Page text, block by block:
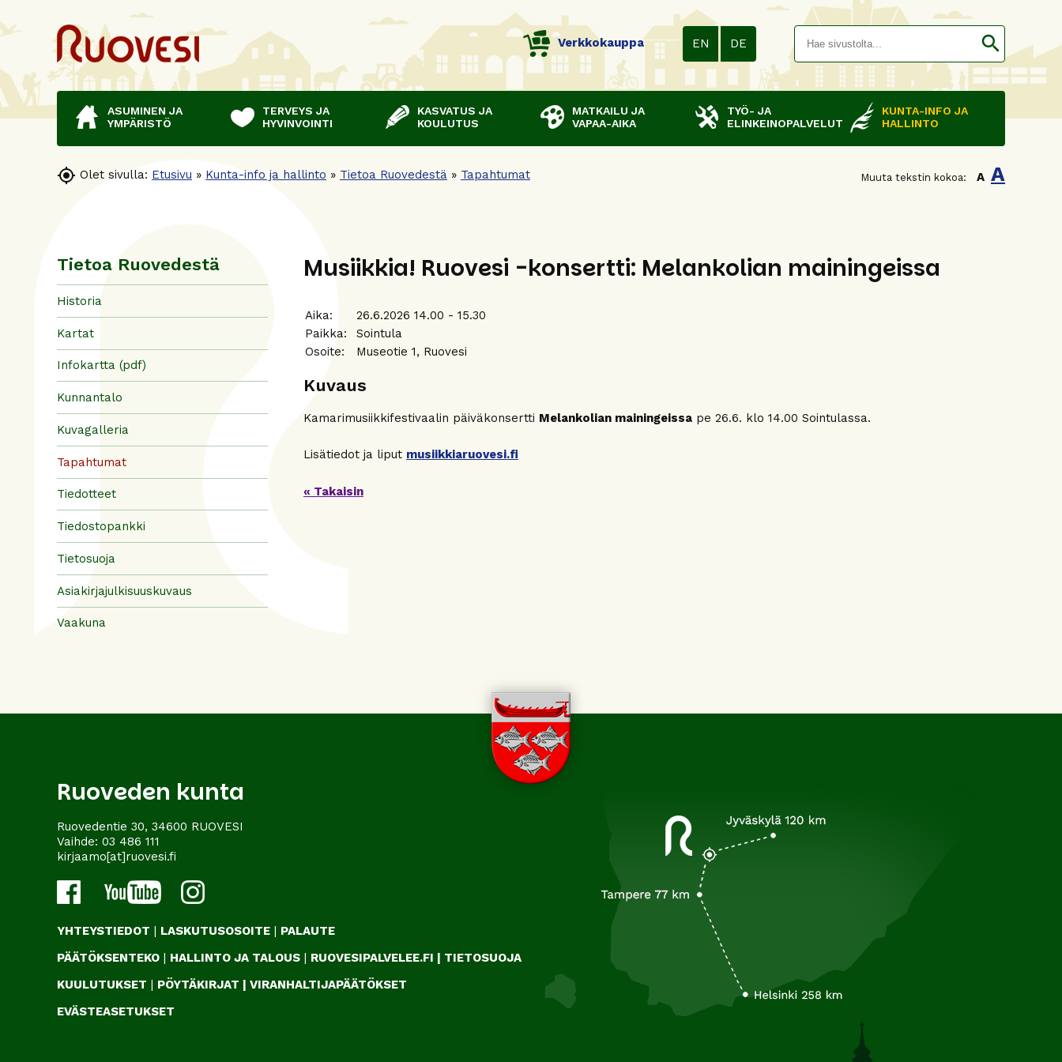
Verkkokauppa EN DE search
ASUMINEN JA
YMPÄRISTÖ
TERVEYS JA
HYVINVOINTI
KASVATUS JA
KOULUTUS
MATKAILU JA
VAPAA-AIKA
TYÖ- JA
ELINKEINOPALVELUT
KUNTA-INFO JA
HALLINTO
 Olet sivulla: Etusivu » Kunta-info ja hallinto » Tietoa Ruovedestä » Tapahtumat Muuta tekstin kokoa: A A
Tietoa Ruovedestä
Historia
Kartat
Infokartta (pdf)
Kunnantalo
Kuvagalleria
Tapahtumat
Tiedotteet
Tiedostopankki
Tietosuoja
Asiakirjajulkisuuskuvaus
Vaakuna
Musiikkia! Ruovesi -konsertti: Melankolian mainingeissa
Aika:
26.6.2026 14.00 - 15.30
Paikka:
Sointula
Osoite:
Museotie 1, Ruovesi
Kuvaus
Kamarimusiikkifestivaalin päiväkonsertti Melankolian mainingeissa pe 26.6. klo 14.00 Sointulassa.
Lisätiedot ja liput musiikkiaruovesi.fi
« Takaisin
Ruoveden kunta
Ruovedentie 30, 34600 RUOVESI
Vaihde: 03 486 111
kirjaamo[at]ruovesi.fi
YHTEYSTIEDOT | LASKUTUSOSOITE | PALAUTE
PÄÄTÖKSENTEKO | HALLINTO JA TALOUS | RUOVESIPALVELEE.FI | TIETOSUOJA
KUULUTUKSET | PÖYTÄKIRJAT | VIRANHALTIJAPÄÄTÖKSET
EVÄSTEASETUKSET